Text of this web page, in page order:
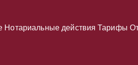
Нотариальные действия Тарифы